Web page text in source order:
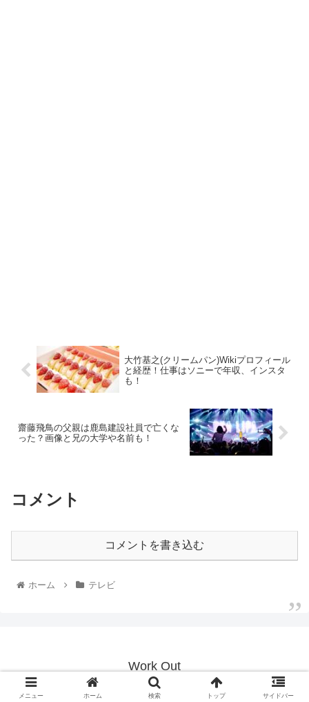
大竹基之(クリームパン)Wikiプロフィール
と経歴！仕事はソニーで年収、インスタ
も！
齋藤飛鳥の父親は鹿島建設社員で亡くな
った？画像と兄の大学や名前も！
コメント
コメントを書き込む
ホーム テレビ
Work Out
© 2020 Work Out.
メニュー ホーム 検索 トップ サイドバー